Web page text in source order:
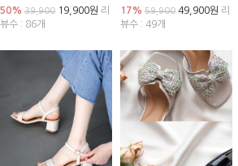
50% 39,90019,900원 리
뷰수 : 86개
17% 59,90049,900원 리
뷰수 : 49개